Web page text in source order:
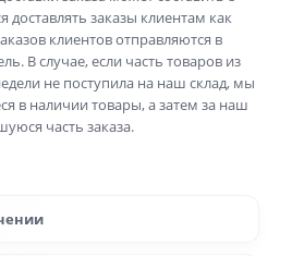
доставлять заказы клиентам как
клиентов отправляются в
В случае, если часть товаров из
не поступила на наш склад, мы
в наличии товары, а затем за наш
часть заказа.